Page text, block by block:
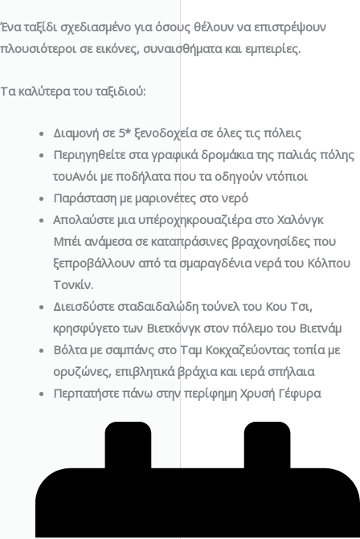
Ένα ταξίδι σχεδιασμένο για όσους θέλουν να επιστρέψουν
πλουσιότεροι σε εικόνες, συναισθήματα και εμπειρίες.
Τα καλύτερα του ταξιδιού:
Διαμονή σε 5* ξενοδοχεία σε όλες τις πόλεις
Περιηγηθείτε στα γραφικά δρομάκια της παλιάς πόλης
τουΑνόι με ποδήλατα που τα οδηγούν ντόπιοι
Παράσταση με μαριονέτες στο νερό
Απολαύστε μια υπέροχηκρουαζιέρα στο Χαλόνγκ
Μπέι ανάμεσα σε καταπράσινες βραχονησίδες που
ξεπροβάλλουν από τα σμαραγδένια νερά του Κόλπου
Τονκίν.
Διεισδύστε σταδαιδαλώδη τούνελ του Κου Τσι,
κρησφύγετο των Βιετκόνγκ στον πόλεμο του Βιετνάμ
Βόλτα με σαμπάνς στο Ταμ Κοκχαζεύοντας τοπία με
ορυζώνες, επιβλητικά βράχια και ιερά σπήλαια
Περπατήστε πάνω στην περίφημη Χρυσή Γέφυρα